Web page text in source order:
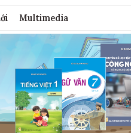
Multimedia